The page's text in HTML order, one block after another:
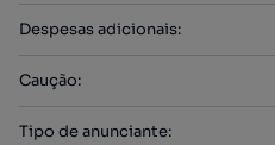
Despesas adicionais:
Caução:
Tipo de anunciante: